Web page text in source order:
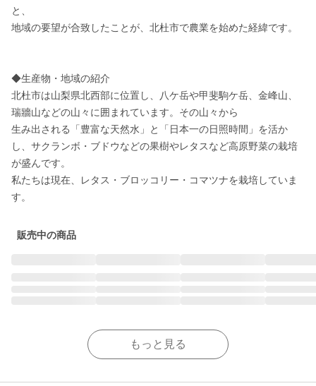
と、
地域の要望が合致したことが、北杜市で農業を始めた経緯です。
◆生産物・地域の紹介
北杜市は山梨県北西部に位置し、八ケ岳や甲斐駒ケ岳、金峰山、
瑞牆山などの山々に囲まれています。その山々から
生み出される「豊富な天然水」と「日本一の日照時間」を活か
し、サクランボ・ブドウなどの果樹やレタスなど高原野菜の栽培
が盛んです。
私たちは現在、レタス・ブロッコリー・コマツナを栽培していま
す。
販売中の商品
もっと見る